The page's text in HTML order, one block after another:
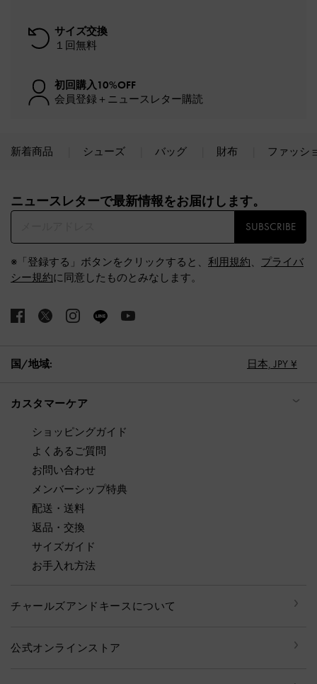
サイズ交換
１回無料
初回購入10%OFF
会員登録＋ニュースレター購読
新着商品 シューズ バッグ 財布 ファッシ
ニュースレターで最新情報をお届けします。​
SUBSCRIBE
※「登録する」ボタンをクリックすると、 利用規約、 プライバ
シー規約に同意したものとみなします。
国/地域: 日本, JPY ¥
カスタマーケア
ショッピングガイド
よくあるご質問
お問い合わせ
メンバーシップ特典
配送・送料
返品・交換
サイズガイド
お手入れ方法
チャールズアンドキースについて
公式オンラインストア